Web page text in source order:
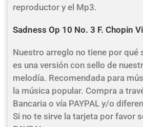
reproductor y el Mp3.
Sadness Op 10 No. 3 F. Chopin
Nuestro arreglo no tiene por qué
es una versión con sello de
melodía. Recomendada para
la música popular. Compra a
Bancaria o vía PAYPAL y/o
Si no te sirve la tarjeta por favor